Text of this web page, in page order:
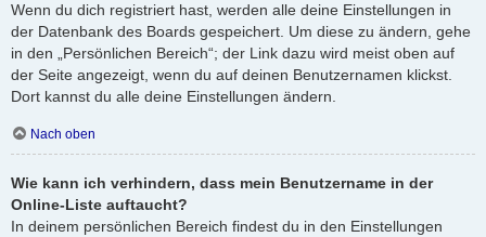
Wenn du dich registriert hast, werden alle deine Einstellungen in
der Datenbank des Boards gespeichert. Um diese zu ändern, gehe
in den „Persönlichen Bereich“; der Link dazu wird meist oben auf
der Seite angezeigt, wenn du auf deinen Benutzernamen klickst.
Dort kannst du alle deine Einstellungen ändern.
Nach oben
Wie kann ich verhindern, dass mein Benutzername in der
Online-Liste auftaucht?
In deinem persönlichen Bereich findest du in den Einstellungen